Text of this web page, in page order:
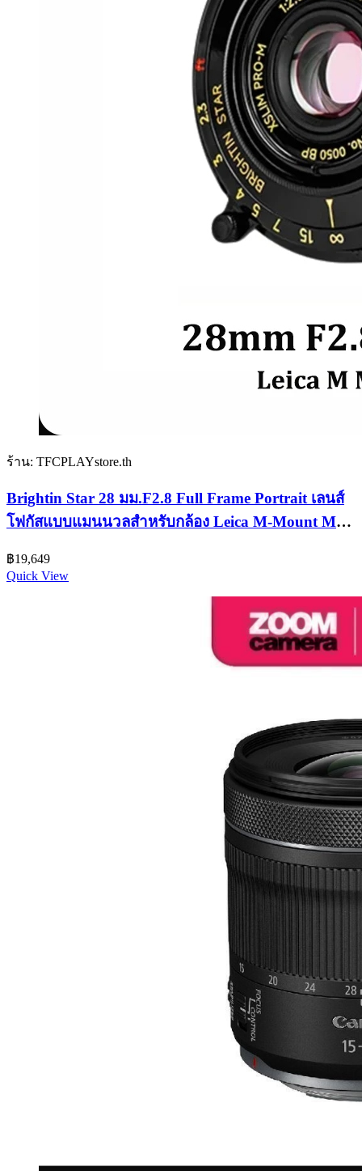
ร้าน: TFCPLAYstore.th
Brightin Star 28 มม.F2.8 Full Frame Portrait เลนส์
โฟกัสแบบแมนนวลสําหรับกล้อง Leica M-Mount M11
฿19,649
Quick View